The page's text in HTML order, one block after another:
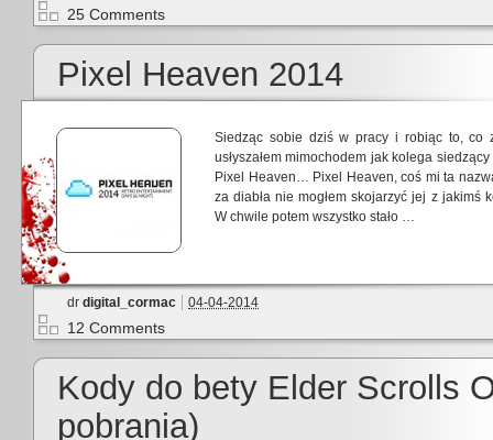
25 Comments
Pixel Heaven 2014
Siedząc sobie dziś w pracy i robiąc to, co
usłyszałem mimochodem jak kolega
Pixel Heaven… Pixel Heaven, coś mi ta
za diabła nie mogłem skojarzyć jej z jakimś
W chwile potem wszystko stało …
dr digital_cormac 04-04-2014
12 Comments
Kody do bety Elder Scrolls
pobrania)